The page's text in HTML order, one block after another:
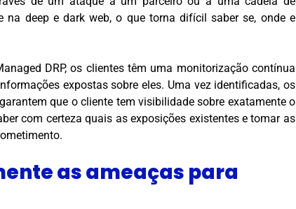
deep e dark web, o que torna difícil saber se, onde e
DRP, os clientes têm uma monitorização contínua
expostas sobre eles. Uma vez identificadas, os
que o cliente tem visibilidade sobre exatamente o
com certeza quais as exposições existentes e tomar as
as ameaças para